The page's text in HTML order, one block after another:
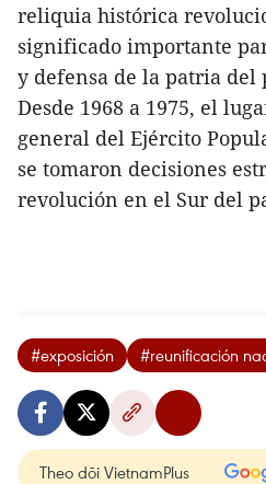
reliquia histórica
significado importante
y defensa de la patria
Desde 1968 a 1975, el
general del Ejército
se tomaron decisiones
revolución en el Sur del
#exposición #reunificación
Theo dõi VietnamPlus